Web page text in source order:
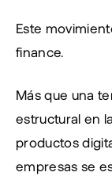
Este
finance.
Más que una
estructural en
productos
empresas se